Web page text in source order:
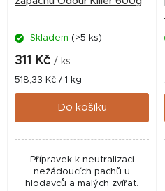
Skladem (>5 ks)
311 Kč / ks
Měrná
cena:
518,33 Kč / 1 kg
Do košíku
Přípravek k neutralizaci
nežádoucích pachů u
hlodavců a malých zvířat.